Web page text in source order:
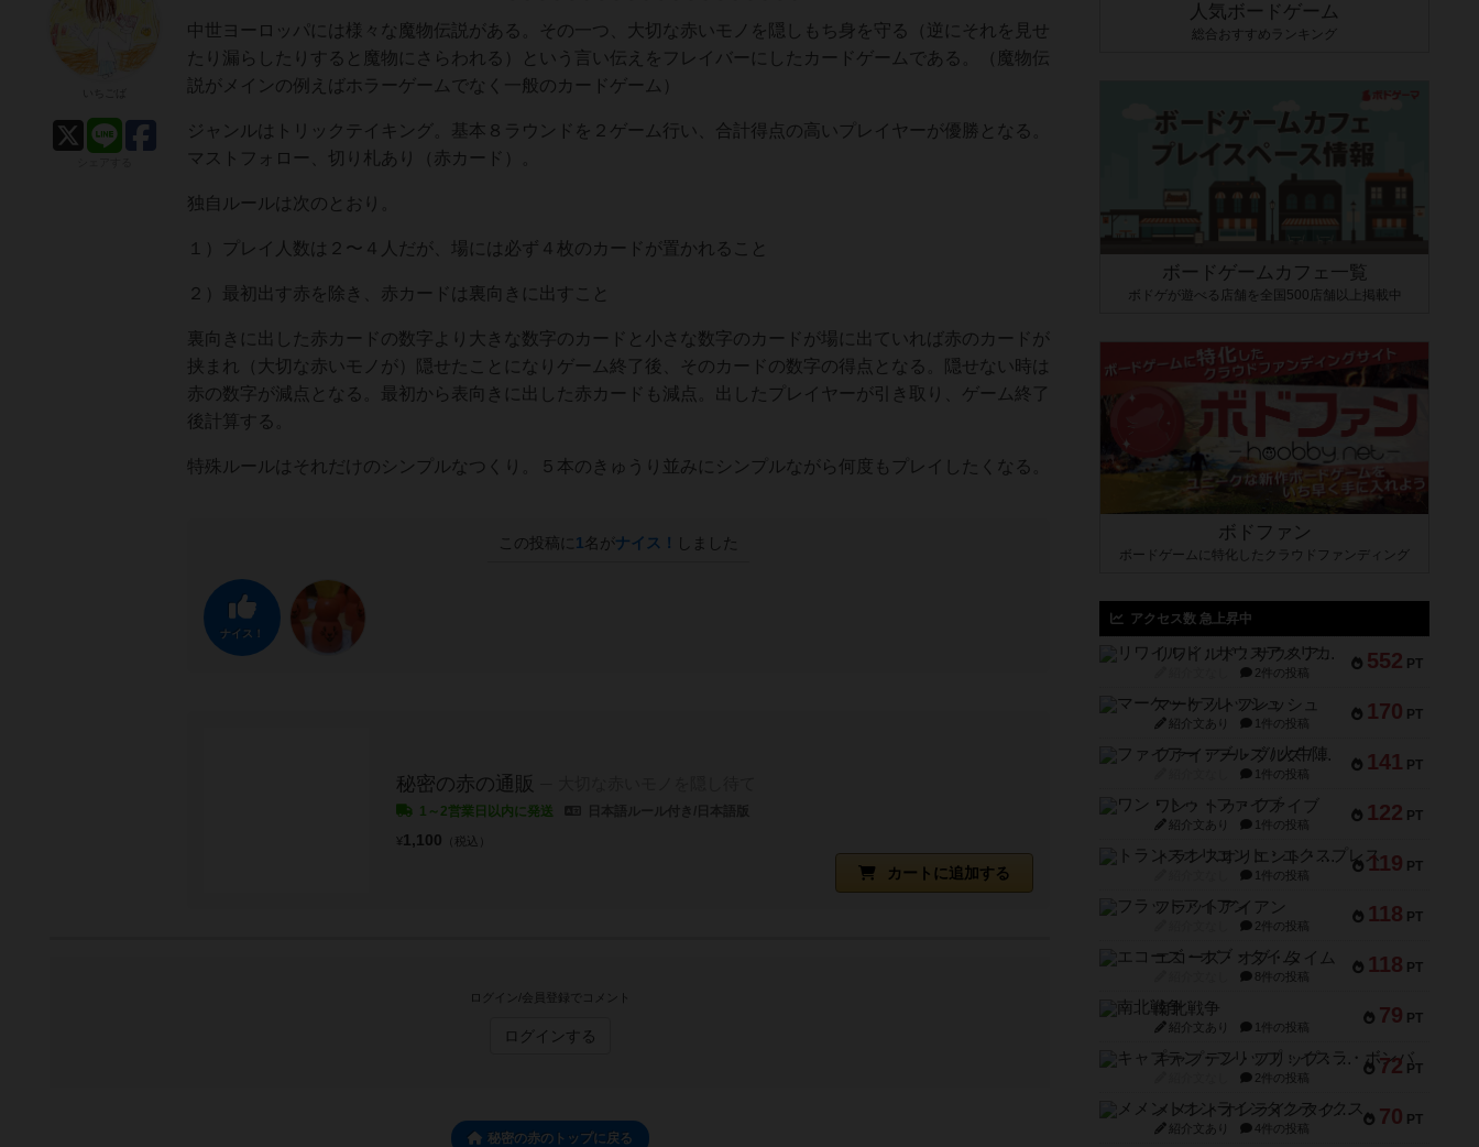
中世ヨーロッパには様々な魔物伝説がある。その一つ、大切な赤いモノを隠しもち身を守る（逆にそれを見せ
たり漏らしたりすると魔物にさらわれる）という言い伝えをフレイバーにしたカードゲームである。（魔物伝
説がメインの例えばホラーゲームでなく一般のカードゲーム）
ジャンルはトリックテイキング。基本８ラウンドを２ゲーム行い、合計得点の高いプレイヤーが優勝となる。
マストフォロー、切り札あり（赤カード）。
独自ルールは次のとおり。
１）プレイ人数は２〜４人だが、場には必ず４枚のカードが置かれること
２）最初出す赤を除き、赤カードは裏向きに出すこと
裏向きに出した赤カードの数字より大きな数字のカードと小さな数字のカードが場に出ていれば赤のカードが
挟まれ（大切な赤いモノが）隠せたことになりゲーム終了後、そのカードの数字の得点となる。隠せない時は
赤の数字が減点となる。最初から表向きに出した赤カードも減点。出したプレイヤーが引き取り、ゲーム終了
後計算する。
特殊ルールはそれだけのシンプルなつくり。５本のきゅうり並みにシンプルながら何度もプレイしたくなる。
この投稿に 1 名がナイス！ しました
ナイス！
秘密の赤の通販
1～2営業日以内に発送
カートに追加する
¥1,100 （税込）
ログイン/会員登録でコメント
ログインする
秘密の赤のトップに戻る
人気ボードゲーム
総合おすすめランキング
ボードゲームカフェ一覧
ボドゲが遊べる店舗を全国500店舗以上掲載中
ボドファン
ボードゲームに特化したクラウドファンディング
アクセス数 急上昇中
552 PT
リワイルド：サウスアメリカ
2件の投稿
170 PT
マーケットフレッシュ
紹介文あり 1件の投稿
141 PT
ファイアー・ブルズ / 火牛陣
1件の投稿
122 PT
ワン・トゥ・ファイブ
紹介文あり 1件の投稿
119 PT
トランスオリエント・エクスプレス
1件の投稿
118 PT
フラットアイアン
2件の投稿
118 PT
エコーズ・オブ・タイム
8件の投稿
79 PT
南北戦争
紹介文あり 1件の投稿
72 PT
キャプテン・フリップ：イスラ・ボンバ
2件の投稿
70 PT
メメントオンラインタクティクス
紹介文あり 4件の投稿